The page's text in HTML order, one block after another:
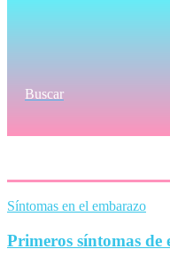
Buscar
Síntomas en el embarazo
Primeros síntomas de